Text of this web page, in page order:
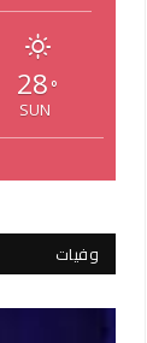
28 °
SUN
وفيات